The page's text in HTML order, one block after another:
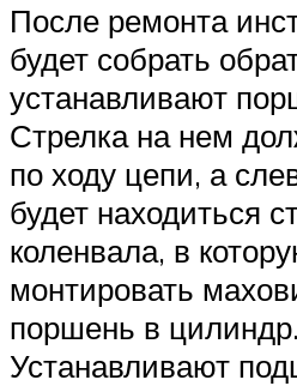
После ремонта
будет собрать
устанавливают
Стрелка на нем
по ходу цепи, а
будет находиться
коленвала, в
монтировать
поршень в цилиндр.
Устанавливают